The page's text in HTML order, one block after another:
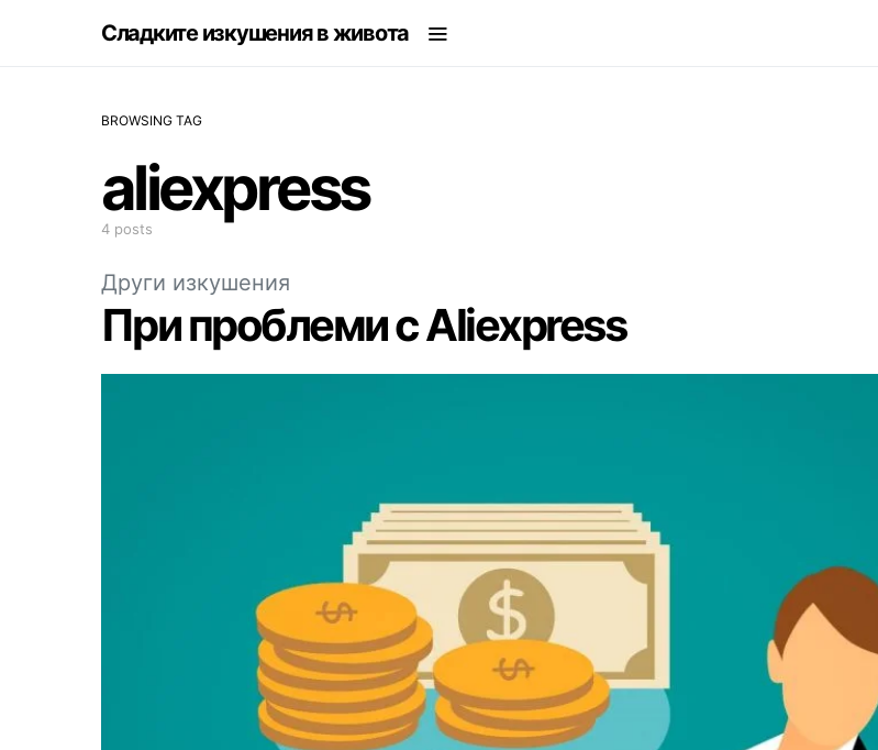
Сладките изкушения в живота
BROWSING TAG
aliexpress
4 posts
Други изкушения
При проблеми с Aliexpress